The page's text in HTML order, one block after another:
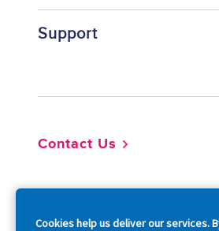
Cookies help us deliver our services.
Support
Contact Us